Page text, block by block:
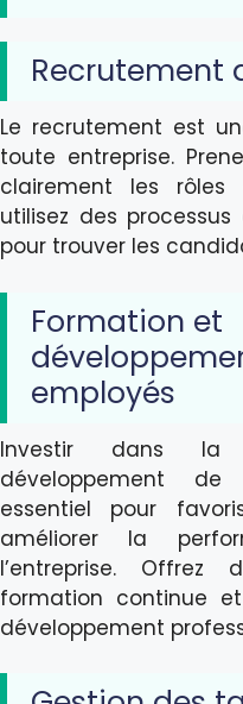
Recrutement
Le recrutement est
toute entreprise.
clairement les rôles
utilisez des
pour trouver les
Formation et
employés
Investir dans
développement
essentiel pour
améliorer la
l’entreprise. Offrez
formation continue
développement